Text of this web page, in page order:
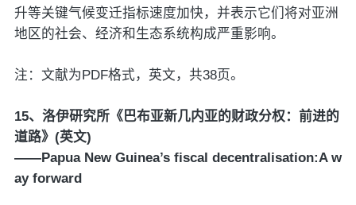
升等关键气候变迁指标速度加快，并表示它们将对亚洲
地区的社会、经济和生态系统构成严重影响。
注：文献为PDF格式，英文，共38页。
15、洛伊研究所《巴布亚新几内亚的财政分权：前进的
道路》(英文)
——Papua New Guinea’s fiscal decentralisation:A w
ay forward